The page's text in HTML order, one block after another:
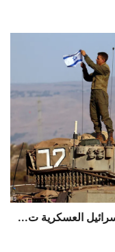
العسكرية ت...